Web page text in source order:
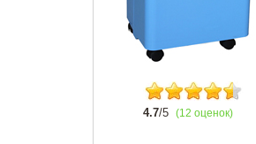
4.7/5 (12 оценок)